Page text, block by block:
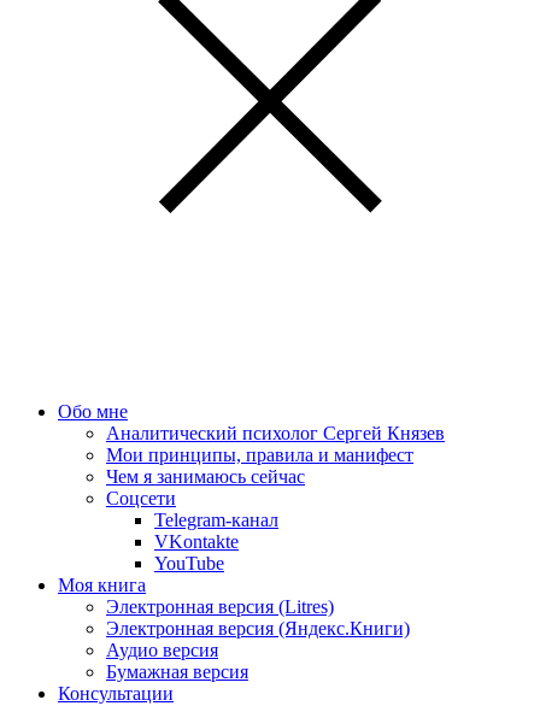
Обо мне
Аналитический психолог Сергей Князев
Мои принципы, правила и манифест
Чем я занимаюсь сейчас
Соцсети
Telegram-канал
VKontakte
YouTube
Моя книга
Электронная версия (Litres)
Электронная версия (Яндекс.Книги)
Аудио версия
Бумажная версия
Консультации